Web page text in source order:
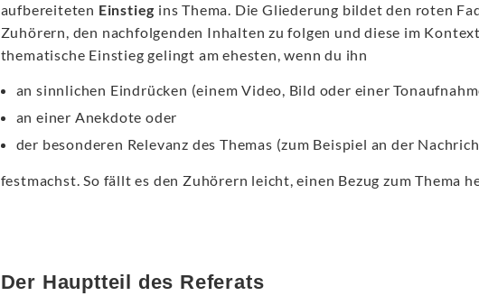
aufbereiteten Einstieg ins Thema. Die Gliederung bildet den roten
Zuhörern, den nachfolgenden Inhalten zu folgen und diese im
thematische Einstieg gelingt am ehesten, wenn du ihn
an sinnlichen Eindrücken (einem Video, Bild oder einer
an einer Anekdote oder
der besonderen Relevanz des Themas (zum Beispiel an der
festmachst. So fällt es den Zuhörern leicht, einen Bezug zum Thema
Der Hauptteil des Referats